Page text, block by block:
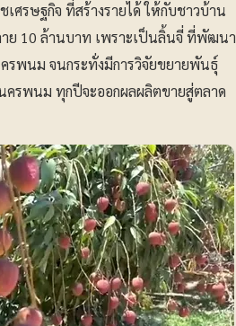
ศรษฐกิจ ที่สร้างรายได้ ให้กับชาวบ้าน
ย 10 ล้านบาท เพราะเป็นลิ้นจี่ ที่พัฒนา
พนม จนกระทั่งมีการวิจัยขยายพันธุ์
รพนม ทุกปีจะออกผลผลิตขายสู่ตลาด